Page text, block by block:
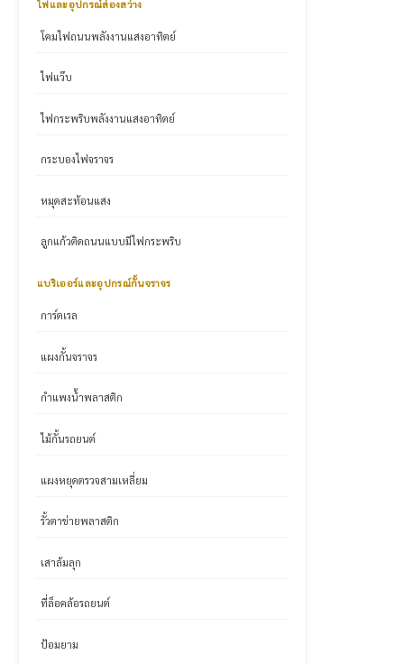
ไฟและอุปกรณ์ส่องสว่าง
โคมไฟถนนพลังงานแสงอาทิตย์
ไฟแว๊บ
ไฟกระพริบพลังงานแสงอาทิตย์
กระบองไฟจราจร
หมุดสะท้อนแสง
ลูกแก้วติดถนนแบบมีไฟกระพริบ
แบริเออร์และอุปกรณ์กั้นจราจร
การ์ดเรล
แผงกั้นจราจร
กำแพงน้ำพลาสติก
ไม้กั้นรถยนต์
แผงหยุดตรวจสามเหลี่ยม
รั้วตาข่ายพลาสติก
เสาล้มลุก
ที่ล็อคล้อรถยนต์
ป้อมยาม